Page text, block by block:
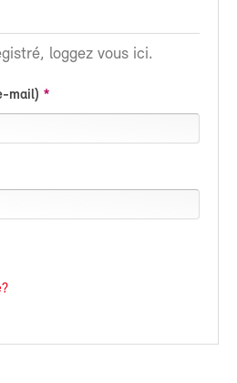
loggez vous ici.
mail)